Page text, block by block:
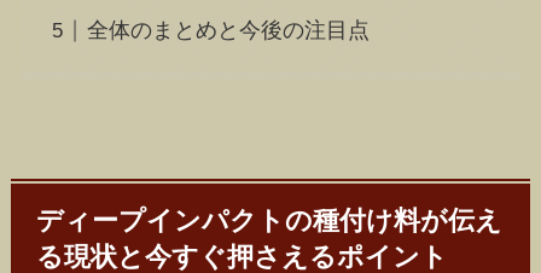
全体のまとめと今後の注目点
ディープインパクトの種付け料が伝え
る現状と今すぐ押さえるポイント